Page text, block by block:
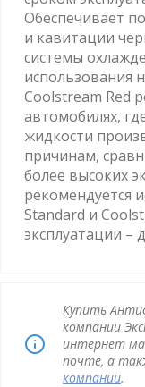
Обеспечивает
и кавитации
системы
использования
Coolstream Red
автомобилях,
жидкости
причинам,
более высоких
рекомендуется
Standard и
эксплуатации –
Купить
компании
интернет
почте, а
компании.